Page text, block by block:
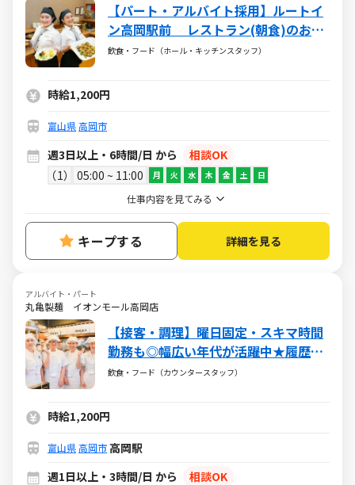
【パート・アルバイト採用】ルートイ
ン高岡駅前 レストラン(朝食)のお仕
事
飲食・フード（ホール・キッチンスタッフ）
時給1,200円
富山県高岡市
週3日以上・6時間/日 から
相談OK
1
05:00 ~ 11:00 月 火 水 木 金 土 日
仕事内容を見てみる
キープする 詳細を見る
アルバイト・パート
丸亀製麺 イオンモール高岡店
【接客・調理】曜日固定・スキマ時間
勤務も◎幅広い年代が活躍中★履歴書
不要！週1日～◎シフト融通抜群！
飲食・フード（カウンタースタッフ）
時給1,200円
富山県高岡市 高岡駅
週1日以上・3時間/日 から
相談OK